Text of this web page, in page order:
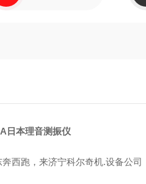
日本理音测振仪
西跑，来济宁科尔奇机.设备公司